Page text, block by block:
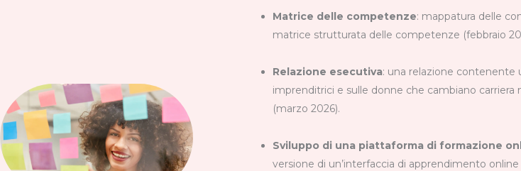
Matrice delle competenze: mappatura delle
matrice strutturata delle competenze (febbraio
Relazione esecutiva: una relazione contenente
imprenditrici e sulle donne che cambiano
(marzo 2026).
Sviluppo di una piattaforma di formazione
versione di un’interfaccia di apprendimento